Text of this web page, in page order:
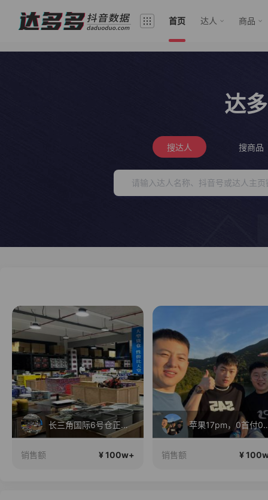
首页 达人 商品
达
搜达人 搜商品
长三角国际6号仓正在直播
销售额 ¥ 100w+
苹果17pm
销售额 ¥